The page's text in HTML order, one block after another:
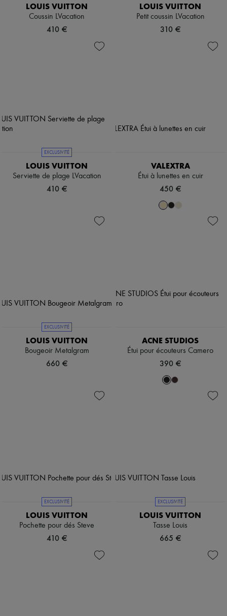
LOUIS VUITTON
Coussin LVacation
410 €
LOUIS VUITTON
Petit coussin LVacation
310 €
EXCLUSIVITÉ
LOUIS VUITTON
Serviette de plage LVacation
410 €
VALEXTRA
Étui à lunettes en cuir
450 €
EXCLUSIVITÉ
LOUIS VUITTON
Bougeoir Metalgram
660 €
ACNE STUDIOS
Étui pour écouteurs Camero
390 €
EXCLUSIVITÉ
LOUIS VUITTON
Pochette pour dés Steve
410 €
EXCLUSIVITÉ
LOUIS VUITTON
Tasse Louis
665 €